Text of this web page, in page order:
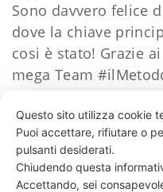
Sono davvero felice
dove la chiave
cosi è stato! Grazie
mega Team
52 LIKES
Questo sito utilizza cookie
Puoi accettare, rifiutare o
pulsanti desiderati.
Chiudendo questa
Accettando, sei